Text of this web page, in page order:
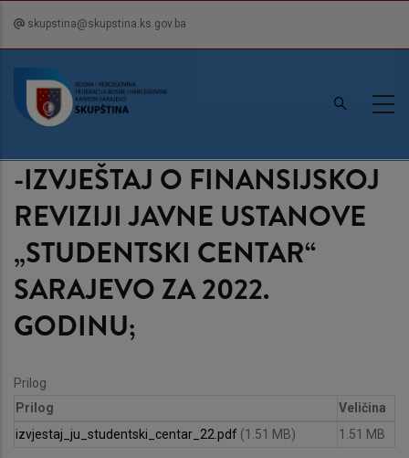
content
skupstina@skupstina.ks.gov.ba
-IZVJEŠTAJ O FINANSIJSKOJ
REVIZIJI JAVNE USTANOVE
„STUDENTSKI CENTAR“
SARAJEVO ZA 2022.
GODINU;
Prilog
Prilog
Veličina
izvjestaj_ju_studentski_centar_22.pdf (1.51 MB) 1.51 MB